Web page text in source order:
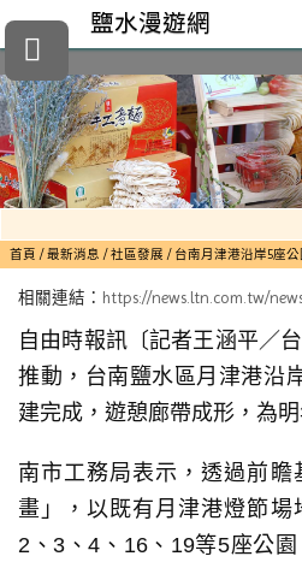
鹽水漫遊網
首頁 最新消息 社區發展 台南月津港沿岸5座
相關連結： https://news.ltn.com.tw/
自由時報訊〔記者王涵平／
推動，台南鹽水區月津港沿
建完成，遊憩廊帶成形，為
南市工務局表示，透過前
畫」，以既有月津港燈節
2、3、4、16、19等5座公